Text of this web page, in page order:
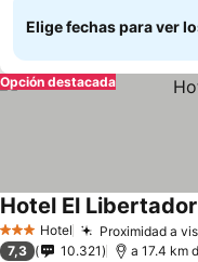
Elige fechas para ver
Opción destacada
3 Estrellas
Hotel Proximidad a
Hotel El Libertador
7,3 10.321 a 17.4 km